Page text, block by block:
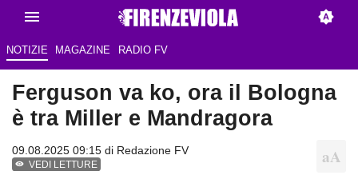
NOTIZIE MAGAZINE RADIO FV
Ferguson va ko, ora il Bologna
è tra Miller e Mandragora
09.08.2025 09:15 di Redazione FV
VEDI LETTURE